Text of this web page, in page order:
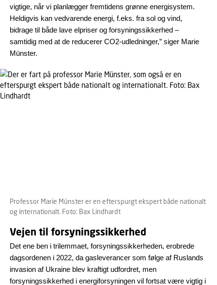
vigtige, når vi planlægger fremtidens grønne energisystem.
Heldigvis kan vedvarende energi, f.eks. fra sol og vind,
bidrage til både lave elpriser og forsyningssikkerhed –
samtidig med at de reducerer CO2-udledninger,” siger Marie
Münster.
Professor Marie Münster er en efterspurgt ekspert både nationalt
og internationalt. Foto: Bax Lindhardt
Vejen til forsyningssikkerhed
Det ene ben i trilemmaet, forsyningssikkerheden, erobrede
dagsordenen i 2022, da gasleverancer som følge af Ruslands
invasion af Ukraine blev kraftigt udfordret, men
forsyningssikkerhed i energiforsyningen vil fortsat være vigtig i